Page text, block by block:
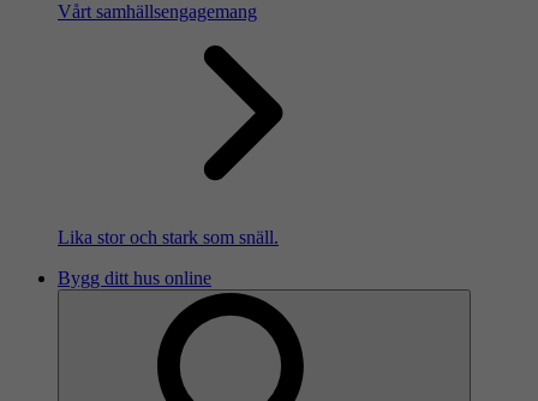
Vårt samhällsengagemang
Lika stor och stark som snäll.
Bygg ditt hus online